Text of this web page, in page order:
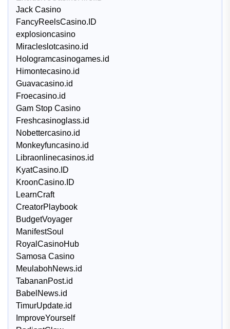
Jack Casino
FancyReelsCasino.ID
explosioncasino
Miracleslotcasino.id
Hologramcasinogames.id
Himontecasino.id
Guavacasino.id
Froecasino.id
Gam Stop Casino
Freshcasinoglass.id
Nobettercasino.id
Monkeyfuncasino.id
Libraonlinecasinos.id
KyatCasino.ID
KroonCasino.ID
LearnCraft
CreatorPlaybook
BudgetVoyager
ManifestSoul
RoyalCasinoHub
Samosa Casino
MeulabohNews.id
TabananPost.id
BabelNews.id
TimurUpdate.id
ImproveYourself